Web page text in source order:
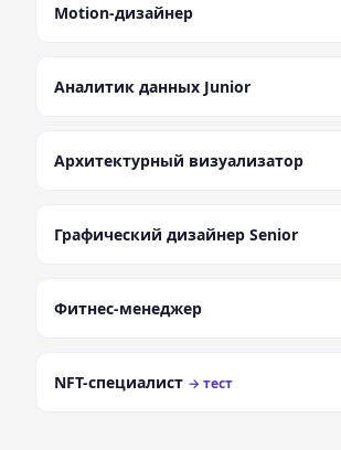
проблема..
Motion-дизайнер
Аналитик данных Junior
Архитектурный визуализатор
Графический дизайнер Senior
Фитнес-менеджер
NFT-специалист → тест